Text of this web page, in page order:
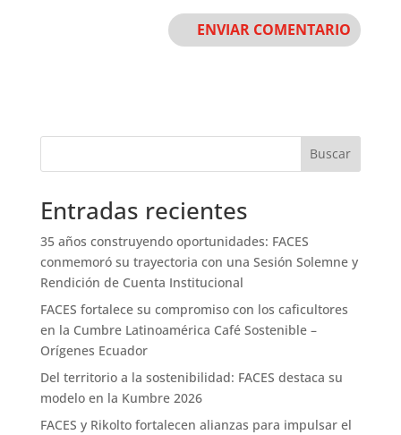
Buscar
Entradas recientes
35 años construyendo oportunidades: FACES
conmemoró su trayectoria con una Sesión Solemne y
Rendición de Cuenta Institucional
FACES fortalece su compromiso con los caficultores
en la Cumbre Latinoamérica Café Sostenible –
Orígenes Ecuador
Del territorio a la sostenibilidad: FACES destaca su
modelo en la Kumbre 2026
FACES y Rikolto fortalecen alianzas para impulsar el